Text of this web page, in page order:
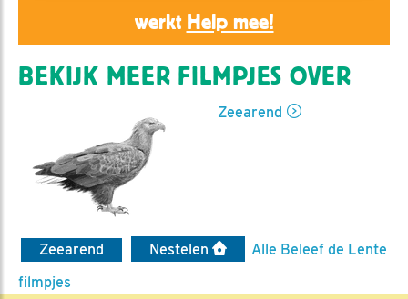
werkt Help mee!
BEKIJK MEER FILMPJES OVER
Zeearend
Zeearend Nestelen
Alle Beleef de Lente
filmpjes